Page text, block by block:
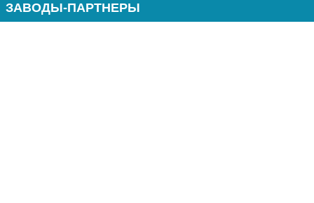
ЗАВОДЫ-ПАРТНЕРЫ